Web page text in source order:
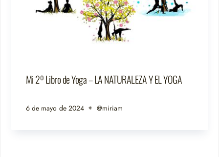
Mi 2º Libro de Yoga – LA NATURALEZA Y EL YOGA
6 de mayo de 2024 @miriam